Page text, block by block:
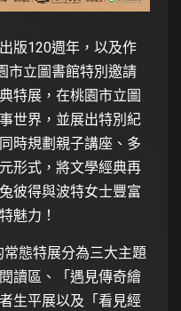
版120週年，以及作
市立圖書館特別邀請
特展，在桃園市立圖
世界，並展出特別紀
時規劃親子講座、多
形式，將文學經典再
彼得與波特女士豐富
魅力！
態特展分為三大主題
讀區、「遇見傳奇繪
生平展以及「看見經